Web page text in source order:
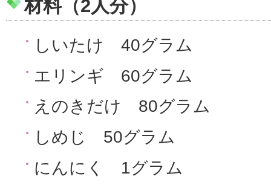
材料（2人分）
しいたけ 40グラム
エリンギ 60グラム
えのきだけ 80グラム
しめじ 50グラム
にんにく 1グラム